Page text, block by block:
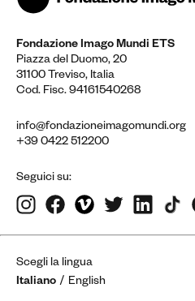
Fondazione Imago Mundi ETS
Piazza del Duomo, 20
31100 Treviso, Italia
Cod. Fisc. 94161540268
info@fondazioneimagomundi.org
+39 0422 512200
Seguici su:
Scegli la lingua
Italiano
English